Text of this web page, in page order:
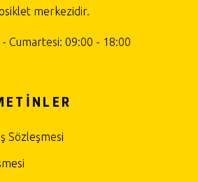
merkezidir.
Cumartesi: 09:00 - 18:00
Sözleşmesi